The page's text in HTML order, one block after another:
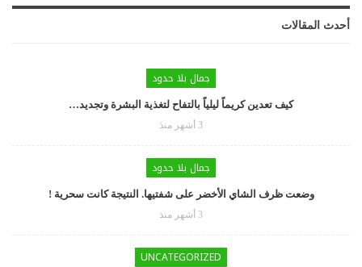
أحدث المقالات
جمال بلا حدود
كيف تعدين كريماً ليلياً بالتفاح لتغذية البشرة وتجديد…
3 أشهر منذ
جمال بلا حدود
وضعت ظرف الشاي الأخضر على شفتيها. النتيجة كانت سحرية !
3 أشهر منذ
UNCATEGORIZED